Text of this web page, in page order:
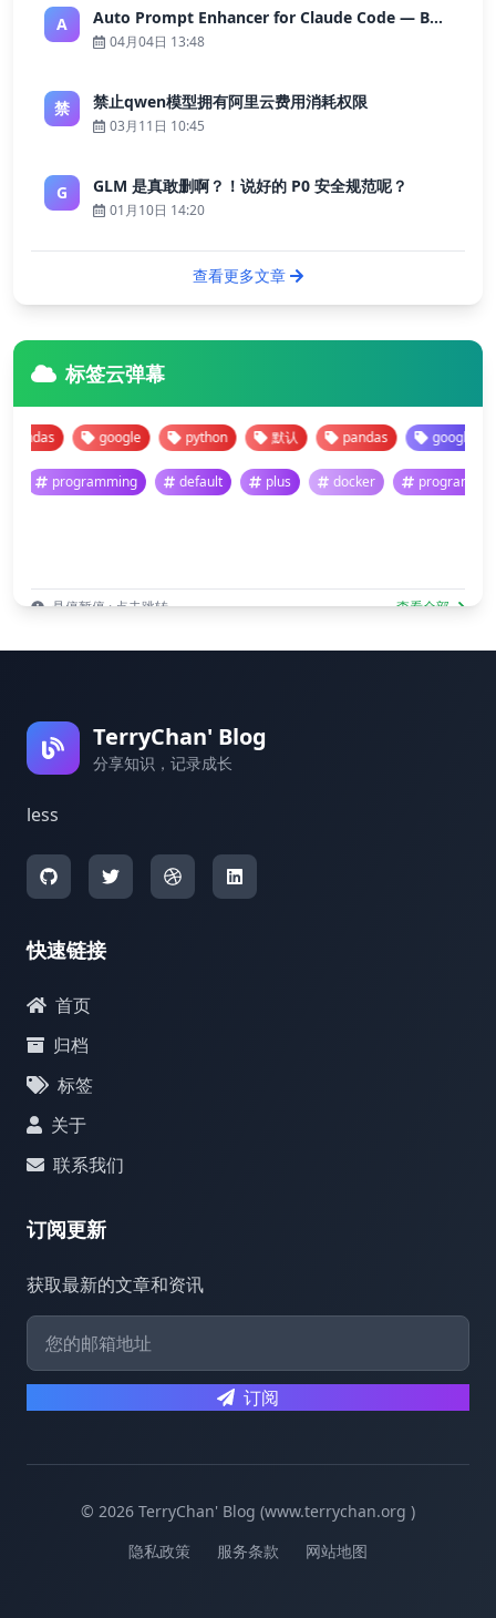
A Auto Prompt Enhancer for Claude Code — Building a Highly Reliable AI Programming Workflow
04月04日 13:48
禁 禁止qwen模型拥有阿里云费用消耗权限
03月11日 10:45
G GLM 是真敢删啊？！说好的 P0 安全规范呢？
01月10日 14:20
查看更多文章
标签云弹幕
google python 默认 pandas google
programming default plus docker
悬停暂停 · 点击跳转 查看全部
TerryChan' Blog
分享知识，记录成长
less
快速链接
首页
归档
标签
关于
联系我们
订阅更新
获取最新的文章和资讯
订阅
© 2026 TerryChan' Blog (www.terrychan.org )
隐私政策
服务条款 网站地图